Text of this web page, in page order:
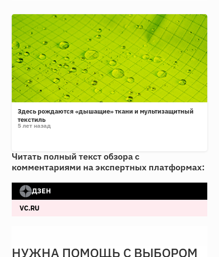
Здесь рождаются «дышащие» ткани и мультизащитный
текстиль
5 лет назад
Читать полный текст обзора с
комментариями на экспертных платформах:
ДЗЕН
VC.RU
НУЖНА ПОМОЩЬ С ВЫБОРОМ